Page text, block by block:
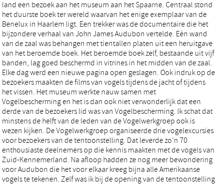
land een bezoek aan het museum aan het Spaarne. Centraal stond
het duurste boek ter wereld waarvan het enige exemplaar van de
Benelux in Haarlem ligt. Een trekker was de documentaire die het
bijzondere verhaal van John James Audubon vertelde. Eén wand
van de zaal was behangen met tientallen platen uit een heruitgave
van het beroemde boek. Het beroemde boek zelf, bestaande uit vijf
banden, lag goed beschermd in vitrines in het midden van de zaal.
Elke dag werd een nieuwe pagina open geslagen. Ook indruk op de
bezoekers maakten de films van vogels tijdens de jacht of tijdens
het vissen. Het museum werkte nauw samen met
Vogelbescherming en het is dan ook niet verwonderlijk dat een
derde van de bezoekers lid was van Vogelbescherming. Ik schat dat
minstens de helft van de leden van de Vogelwerkgroep ook is
wezen kijken. De Vogelwerkgroep organiseerde drie vogelexcursies
voor bezoekers van de tentoonstelling. Dat leverde zo’n 70
enthousiaste deelnemers op die kennis maakten met de vogels van
Zuid-Kennemerland. Na afloop hadden ze nog meer bewondering
voor Audubon die het voor elkaar kreeg bijna alle Amerikaanse
vogels te tekenen. Zelf was ik bij de opening van de tentoonstelling